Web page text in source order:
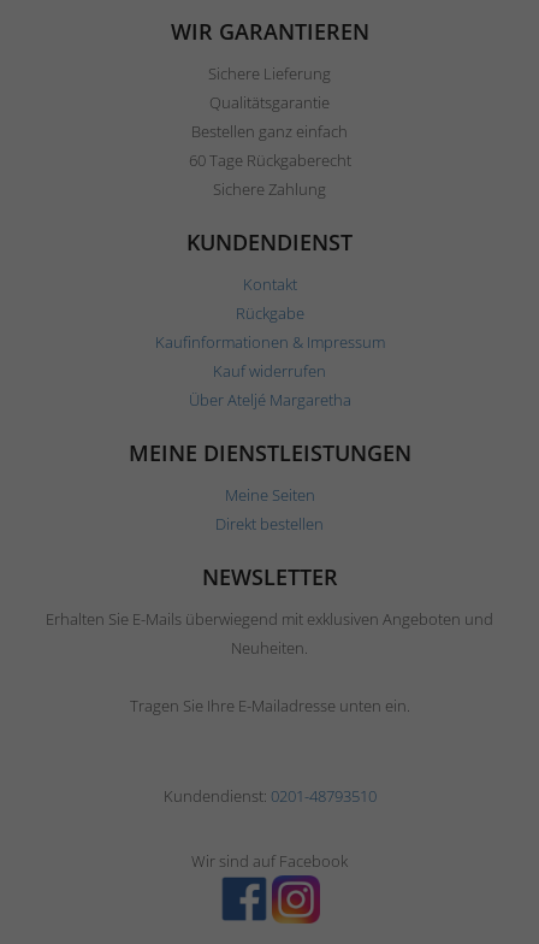
WIR GARANTIEREN
Sichere Lieferung
Qualitätsgarantie
Bestellen ganz einfach
60 Tage Rückgaberecht
Sichere Zahlung
KUNDENDIENST
Kontakt
Rückgabe
Kaufinformationen & Impressum
Kauf widerrufen
Über Ateljé Margaretha
MEINE DIENSTLEISTUNGEN
Meine Seiten
Direkt bestellen
NEWSLETTER
Erhalten Sie E-Mails überwiegend mit exklusiven Angeboten und
Neuheiten.
Tragen Sie Ihre E-Mailadresse unten ein.
Kundendienst: 0201-48793510
Wir sind auf Facebook